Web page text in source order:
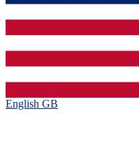
English GB‎